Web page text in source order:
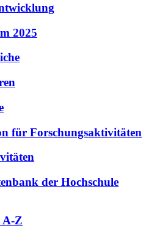
2025
für Forschungsaktivitäten
der Hochschule
A-Z